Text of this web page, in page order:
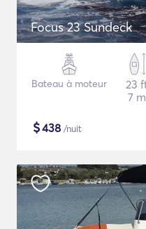
Focus 23 Sundeck
Bateau à moteur
23
7 m
$438 /nuit